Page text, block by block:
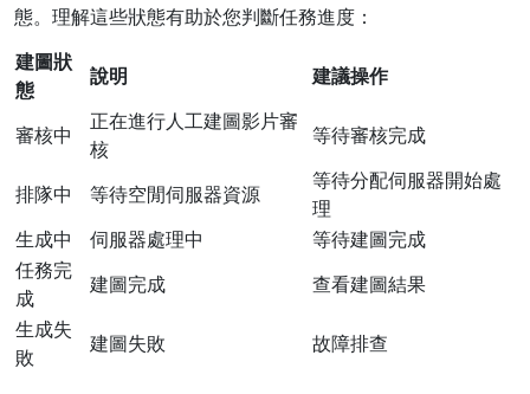
態。理解這些狀態有助於您判斷任務進度：
建圖狀
態
說明 建議操作
審核中
正在進行人工建圖影片審
核
等待審核完成
排隊中 等待空閒伺服器資源
等待分配伺服器開始處
理
生成中
伺服器處理中
等待建圖完成
任務完
成
建圖完成
查看建圖結果
生成失
敗
建圖失敗 故障排查